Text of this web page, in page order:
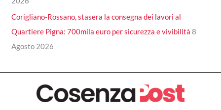
Corigliano-Rossano, stasera la consegna dei lavori al
Quartiere Pigna: 700mila euro per sicurezza e vivibilità 8
Agosto 2026